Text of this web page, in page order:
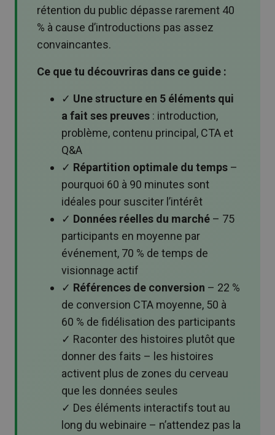
rétention du public dépasse rarement 40
% à cause d’introductions pas assez
convaincantes.
Ce que tu découvriras dans ce guide :
✓ Une structure en 5 éléments qui
a fait ses preuves : introduction,
problème, contenu principal, CTA et
Q&A
✓ Répartition optimale du temps –
pourquoi 60 à 90 minutes sont
idéales pour susciter l’intérêt
✓ Données réelles du marché – 75
participants en moyenne par
événement, 70 % de temps de
visionnage actif
✓ Références de conversion – 22 %
de conversion CTA moyenne, 50 à
60 % de fidélisation des participants
✓ Raconter des histoires plutôt que
donner des faits – les histoires
activent plus de zones du cerveau
que les données seules
✓ Des éléments interactifs tout au
long du webinaire – n’attendez pas la